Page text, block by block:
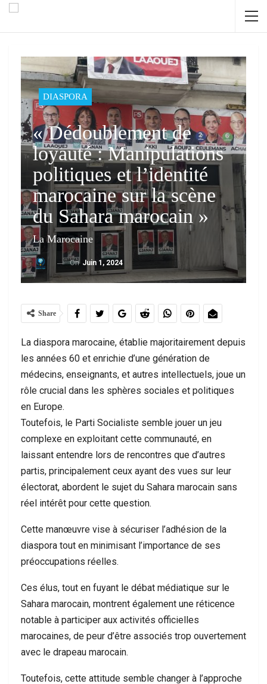
DIASPORA
« Dédoublement de
loyauté : Manipulations
politiques et l’identité
marocaine sur la scène
du Sahara marocain »
La Marocaine
On Juin 1, 2024
Share
La diaspora marocaine, établie majoritairement depuis
les années 60 et enrichie d’une génération de
médecins, enseignants, et autres intellectuels, joue un
rôle crucial dans les sphères sociales et politiques
en Europe.
Toutefois, le Parti Socialiste semble jouer un jeu
complexe en exploitant cette communauté, en
laissant entendre lors de rencontres que d’autres
partis, principalement ceux ayant des vues sur leur
électorat, abordent le sujet du Sahara marocain sans
réel intérêt pour cette question.
Cette manœuvre vise à sécuriser l’adhésion de la
diaspora tout en minimisant l’importance de ses
préoccupations réelles.
Ces élus, tout en fuyant le débat médiatique sur le
Sahara marocain, montrent également une réticence
notable à participer aux activités officielles
marocaines, de peur d’être associés trop ouvertement
avec le drapeau marocain.
Toutefois, cette attitude semble changer à l’approche